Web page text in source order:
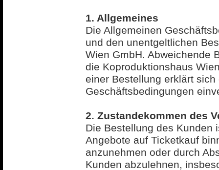
1. Allgemeines
Die Allgemeinen
und den unentgeltlichen
Wien GmbH. Abweichende
die Koproduktionshaus
einer Bestellung erklärt
Geschäftsbedingungen
2. Zustandekommen des
Die Bestellung des Kunden
Angebote auf Ticketkauf
anzunehmen oder durch
Kunden abzulehnen,